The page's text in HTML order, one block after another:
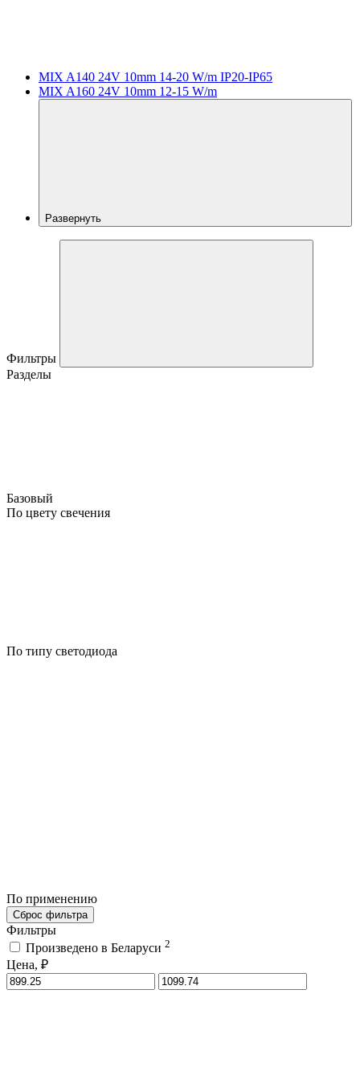
MIX A140 24V 10mm 14-20 W/m IP20-IP65
MIX A160 24V 10mm 12-15 W/m
Развернуть
Фильтры
Разделы
Базовый
По цвету свечения
По типу светодиода
По применению
Сброс фильтра
Фильтры
Произведено в Беларуси 2
Цена, ₽